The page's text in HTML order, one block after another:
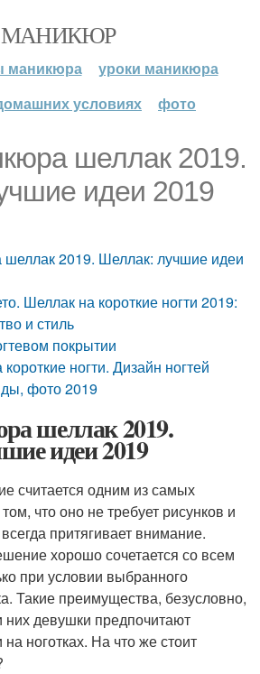
МАНИКЮР
маникюра
уроки маникюра
условиях
фото
шеллак 2019.
идеи 2019
2019. Шеллак: лучшие идеи
Шеллак на короткие ногти 2019:
и стиль
покрытии
ногти. Дизайн ногтей
фото 2019
шеллак 2019.
идеи 2019
считается одним из самых
что оно не требует рисунков и
притягивает внимание.
хорошо сочетается со всем
при условии выбранного
Такие преимущества, безусловно,
девушки предпочитают
ноготках. На что же стоит